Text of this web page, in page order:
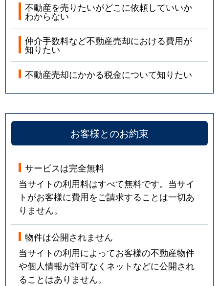
不動産を売りたいがどこに依頼していいか
わからない
仲介手数料など不動産売却における費用が
知りたい
不動産売却にかかる税金について知りたい
お客様とのお約束
サービスは完全無料
当サイトの利用料はすべて無料です。当サイ
トがお客様に費用をご請求することは一切あ
りません。
物件は公開されません
当サイトの利用によってお客様の不動産物件
や個人情報が許可なくネットなどに公開され
ることはありません。